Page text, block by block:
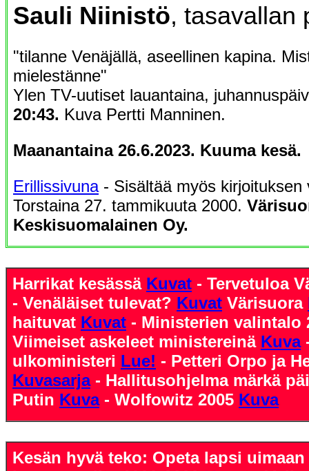
Sauli Niinistö, tasavallan
"tilanne Venäjällä, aseellinen kapina.
mielestänne"
Ylen TV-uutiset lauantaina,
20:43. Kuva Pertti Manninen.
Maanantaina 26.6.2023. Kuuma kesä.
Erillissivuna- Sisältää myös kirjoituksen
Torstaina 27. tammikuuta 2000.
Keskisuomalainen Oy.
Harrikat kesässä Kuvat - Tervetuloa
- Venäläiset tulevat? Kuvat Värisuora
haituvat Kuvat - Ministerien valintalo
Viimeiset askeleet ministereinä Kuva
ulkoministeri Lue! - Petteri Orpo ja
Kuvasarja- Hallitusohjelma märkä
Putin Kuva- Wolfowitz 2005 Kuva
Kesän hyvä teko: Opeta lapsi uimaan